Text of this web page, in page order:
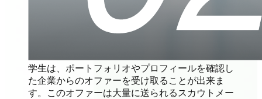
学生は、ポートフォリオやプロフィールを確認し
た企業からのオファーを受け取ることが出来ま
す。このオファーは大量に送られるスカウトメー